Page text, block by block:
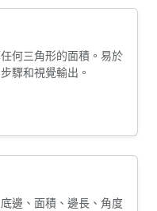
何三角形的面積。易於
驟和視覺輸出。
邊、面積、邊長、角度